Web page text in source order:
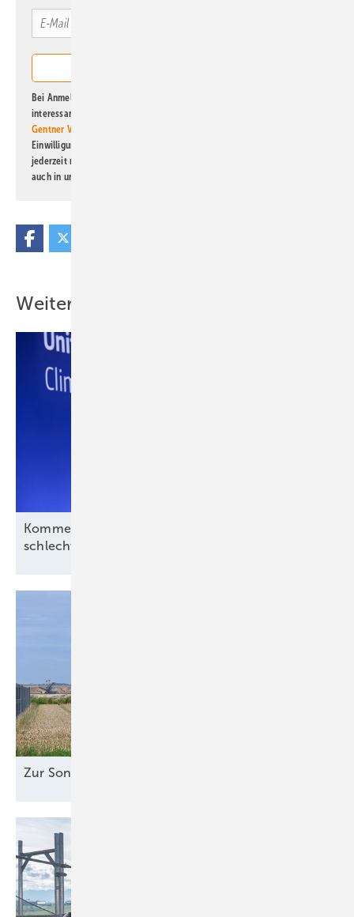
Bei Anmeldung zu diesem Newsletter bin ich damit einverstanden, über
interessante Verlags- und Online-Angebote
Gentner Verlag GmbH & Co. KG
Einwilligung kann ich jederzeit widerrufen und eine Abmeldung ist
jederzeit möglich. Informationen zum Umgang mit Daten finden Sie
auch in unserer
Weitere Inhalte
Kommentar: Aus für Revolution Wind nach
schlechtem Deal, aber kein
Zur Sonne